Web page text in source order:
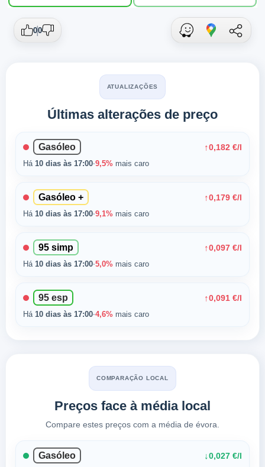
00
ATUALIZAÇÕES
Últimas alterações de preço
Gasóleo ↑0,182 €/l
Há 10 dias às 17:00·9,5%mais caro
Gasóleo + ↑0,179 €/l
Há 10 dias às 17:00·9,1%mais caro
95 simp ↑0,097 €/l
Há 10 dias às 17:00·5,0%mais caro
95 esp ↑0,091 €/l
Há 10 dias às 17:00·4,6%mais caro
COMPARAÇÃO LOCAL
Preços face à média local
Compare estes preços com a média de évora.
Gasóleo ↓0,027 €/l